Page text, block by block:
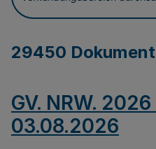
Verkündungsbereich
29450
GV. NRW.
03.08.2026